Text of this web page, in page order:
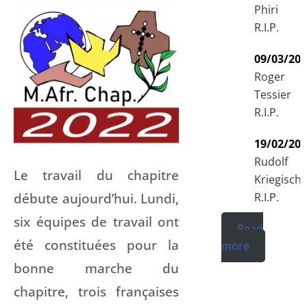
Le travail du chapitre
débute aujourd’hui. Lundi,
six équipes de travail ont
été constituées pour la
bonne marche du
chapitre, trois françaises
Phiri
R.I.P.
09/03/
Roger
Tessier
R.I.P.
19/02/
Rudolf
Kriegisch
R.I.P.
Read
more